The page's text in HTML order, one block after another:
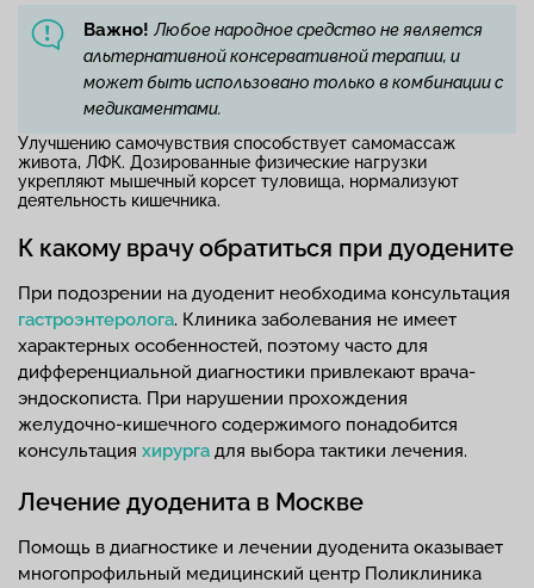
Важно! Любое народное средство не является
альтернативной консервативной терапии, и
может быть использовано только в комбинации с
медикаментами.
Улучшению самочувствия способствует самомассаж
живота, ЛФК. Дозированные физические нагрузки
укрепляют мышечный корсет туловища, нормализуют
деятельность кишечника.
К какому врачу обратиться при дуодените
При подозрении на дуоденит необходима консультация
гастроэнтеролога. Клиника заболевания не имеет
характерных особенностей, поэтому часто для
дифференциальной диагностики привлекают врача-
эндоскописта. При нарушении прохождения
желудочно-кишечного содержимого понадобится
консультация хирурга для выбора тактики лечения.
Лечение дуоденита в Москве
Помощь в диагностике и лечении дуоденита оказывает
многопрофильный медицинский центр Поликлиника